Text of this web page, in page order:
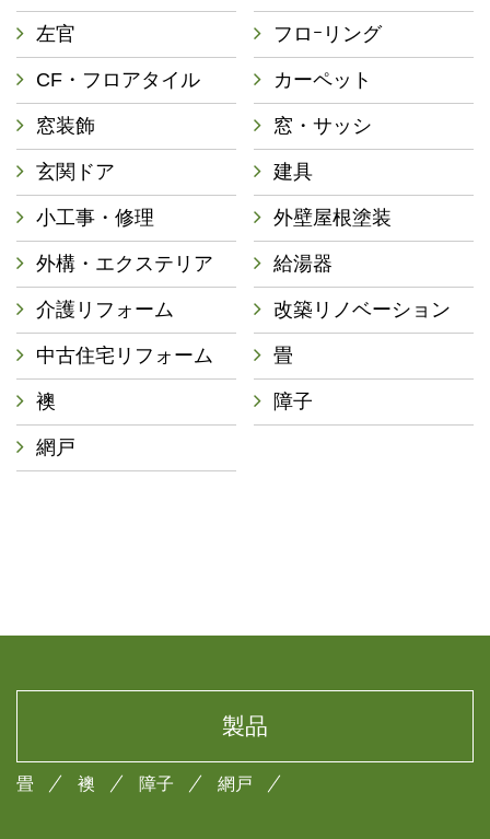
左官 フロｰリング
CF・フロアタイル カーペット
窓装飾 窓・サッシ
玄関ドア 建具
小工事・修理 外壁屋根塗装
外構・エクステリア 給湯器
介護リフォーム 改築リノベーション
中古住宅リフォーム 畳
襖 障子
網戸
製品
畳 襖 障子 網戸